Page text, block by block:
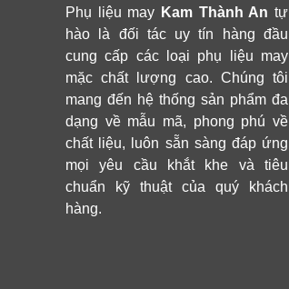
Phụ liệu may Kam Thành An tự
hào là đối tác uy tín hàng đầu
cung cấp các loại phụ liệu may
mặc chất lượng cao. Chúng tôi
mang đến hệ thống sản phẩm đa
dạng về mẫu mã, phong phú về
chất liệu, luôn sẵn sàng đáp ứng
mọi yêu cầu khắt khe và tiêu
chuẩn kỹ thuật của quý khách
hàng.